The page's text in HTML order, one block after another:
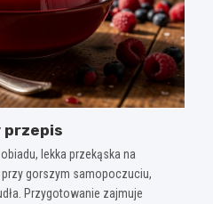
przepis
lekka przekąska na
gorszym samopoczuciu,
Przygotowanie zajmuje